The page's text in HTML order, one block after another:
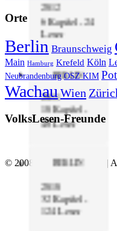
2012
6 Kapitel - 24
Leser
BERLIN
2011
10 Kapitel -
40 Leser
BERLIN
2010
32 Kapitel -
124 Leser
Orte
Berlin Braunschweig
Main Hamburg Krefeld Köln
Neubrandenburg OSZ KIM
WachauWien
VolksLesen-Freunde
© 2008 - 2019 Volkslesen |